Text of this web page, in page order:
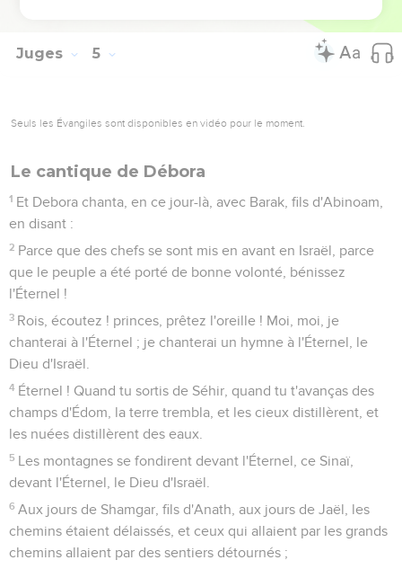
Juges 5
Seuls les Évangiles sont disponibles en vidéo pour le moment.
Le cantique de Débora
1 Et Debora chanta, en ce jour-là, avec Barak, fils d'Abinoam,
en disant :
2 Parce que des chefs se sont mis en avant en Israël, parce
que le peuple a été porté de bonne volonté, bénissez
l'Éternel !
3 Rois, écoutez ! princes, prêtez l'oreille ! Moi, moi, je
chanterai à l'Éternel ; je chanterai un hymne à l'Éternel, le
Dieu d'Israël.
4 Éternel ! Quand tu sortis de Séhir, quand tu t'avanças des
champs d'Édom, la terre trembla, et les cieux distillèrent, et
les nuées distillèrent des eaux.
5 Les montagnes se fondirent devant l'Éternel, ce Sinaï,
devant l'Éternel, le Dieu d'Israël.
6 Aux jours de Shamgar, fils d'Anath, aux jours de Jaël, les
chemins étaient délaissés, et ceux qui allaient par les grands
chemins allaient par des sentiers détournés ;